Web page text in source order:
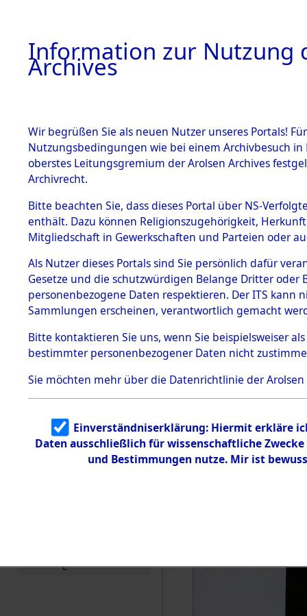
BESTÄNDE
1.
mente
5. Verschiedenes
5.3
Todesmärsche
5.3.1 Alliierte
Erhebungen
zu
Todesmärsch
en
5.3.2
Identifizierun
g
5.3.3
Todesmärsch
e
Aktion
→0000
Information zur Nutzung
Archives
Wir begrüßen Sie als neuen Nutzer unseres Portals!
Nutzungsbedingungen wie bei einem Archivbesuch
oberstes Leitungsgremium der Arolsen Archives
Archivrecht.
Bitte beachten Sie, dass dieses Portal über NS-
enthält. Dazu können Religionszugehörigkeit,
Mitgliedschaft in Gewerkschaften und Parteien oder
Als Nutzer dieses Portals sind Sie persönlich dafür
Gesetze und die schutzwürdigen Belange Dritter
personenbezogene Daten respektieren. Der ITS
Sammlungen erscheinen, verantwortlich gemacht
Bitte kontaktieren Sie uns, wenn Sie beispielsweiser
bestimmter personenbezogener Daten nicht
Sie möchten mehr über die Datenrichtlinie der Arolsen
Einverständniserklärung: Hiermit erkläre
Daten ausschließlich für wissenschaftliche
und Bestimmungen nutze. Mir ist